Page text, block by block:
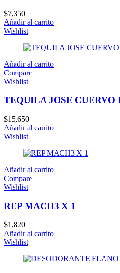
$7,350
Añadir al carrito
Wishlist
Añadir al carrito
Compare
Wishlist
TEQUILA JOSE CUERVO
$15,650
Añadir al carrito
Wishlist
Añadir al carrito
Compare
Wishlist
REP MACH3 X 1
$1,820
Añadir al carrito
Wishlist